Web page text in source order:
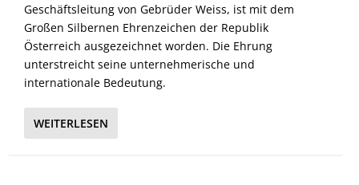
Geschäftsleitung von Gebrüder Weiss, ist mit dem
Großen Silbernen Ehrenzeichen der Republik
Österreich ausgezeichnet worden. Die Ehrung
unterstreicht seine unternehmerische und
internationale Bedeutung.
WEITERLESEN